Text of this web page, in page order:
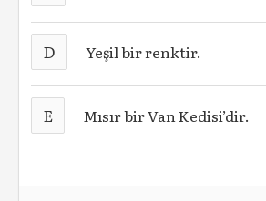
D Yeşil bir renktir.
E Mısır bir Van Kedisi’dir.